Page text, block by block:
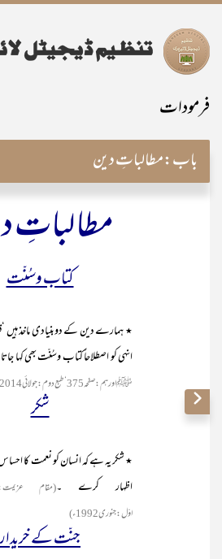
فرمودات
باب:مطالباتِ دین
مطالباتِ
کتاب وسُنّت
٭ ہمارے دین کے دوبنیادی ماخذ
انہی کو اصطلاحاً کتاب وسُنّت بھی کہا
ﷺ اور ہم :صفحہ375 ‘طبع دوم :جولائی2014ء)
شکر
٭ شکر یہ ہے کہ انسان کو نعمت کا
اظہار کرے ۔
اوّل:جنوری 1992ء)
جنّت کے خریدار